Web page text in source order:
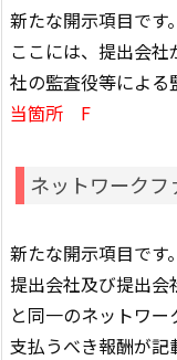
新たな開示項目です。
ここには、提出会
社の監査役等によ
当箇所 F
ネットワーク
新たな開示項目です。
提出会社及び提出
と同一のネットワ
支払うべき報酬が